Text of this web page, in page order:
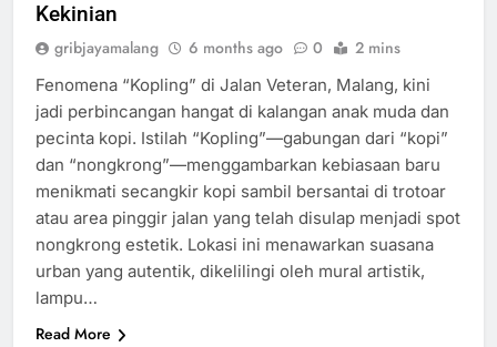
Kekinian
gribjayamalang 6 months ago 0 2 mins
Fenomena “Kopling” di Jalan Veteran, Malang, kini
jadi perbincangan hangat di kalangan anak muda dan
pecinta kopi. Istilah “Kopling”—gabungan dari “kopi”
dan “nongkrong”—menggambarkan kebiasaan baru
menikmati secangkir kopi sambil bersantai di trotoar
atau area pinggir jalan yang telah disulap menjadi spot
nongkrong estetik. Lokasi ini menawarkan suasana
urban yang autentik, dikelilingi oleh mural artistik,
lampu…
Read More